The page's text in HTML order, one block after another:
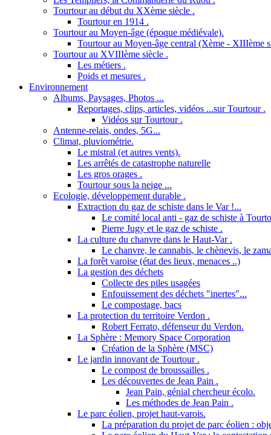
Tourtour au début du XXème siècle .
Tourtour en 1914 .
Tourtour au Moyen-âge (époque médiévale).
Tourtour au Moyen-âge central (Xème - XIIIème
Tourtour au XVIIIème siècle .
Les métiers .
Poids et mesures .
Environnement
Albums, Paysages, Photos ...
Reportages, clips, articles, vidéos ...sur Tourtour .
Vidéos sur Tourtour .
Antenne-relais, ondes, 5G...
Climat, pluviométrie.
Le mistral (et autres vents).
Les arrêtés de catastrophe naturelle
Les gros orages .
Tourtour sous la neige ...
Ecologie, développement durable .
Extraction du gaz de schiste dans le Var !...
Le comité local anti - gaz de schiste à
Pierre Jugy et le gaz de schiste .
La culture du chanvre dans le Haut-Var .
Le chanvre, le cannabis, le chènevis, le
La forêt varoise (état des lieux, menaces ..)
La gestion des déchets
Collecte des piles usagées
Enfouissement des déchets "inertes"...
Le compostage, bacs
La protection du territoire Verdon .
Robert Ferrato, défenseur du Verdon.
La Sphère : Memory Space Corporation
Création de la Sphère (MSC)
Le jardin innovant de Tourtour .
Le compost de broussailles .
Les découvertes de Jean Pain .
Jean Pain, génial chercheur écolo.
Les méthodes de Jean Pain .
Le parc éolien, projet haut-varois.
La préparation du projet de parc éolien :